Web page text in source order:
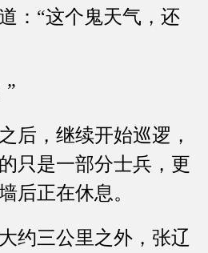
：“这个鬼天气，还
，继续开始巡逻，
只是一部分士兵，更
后正在休息。
三公里之外，张辽